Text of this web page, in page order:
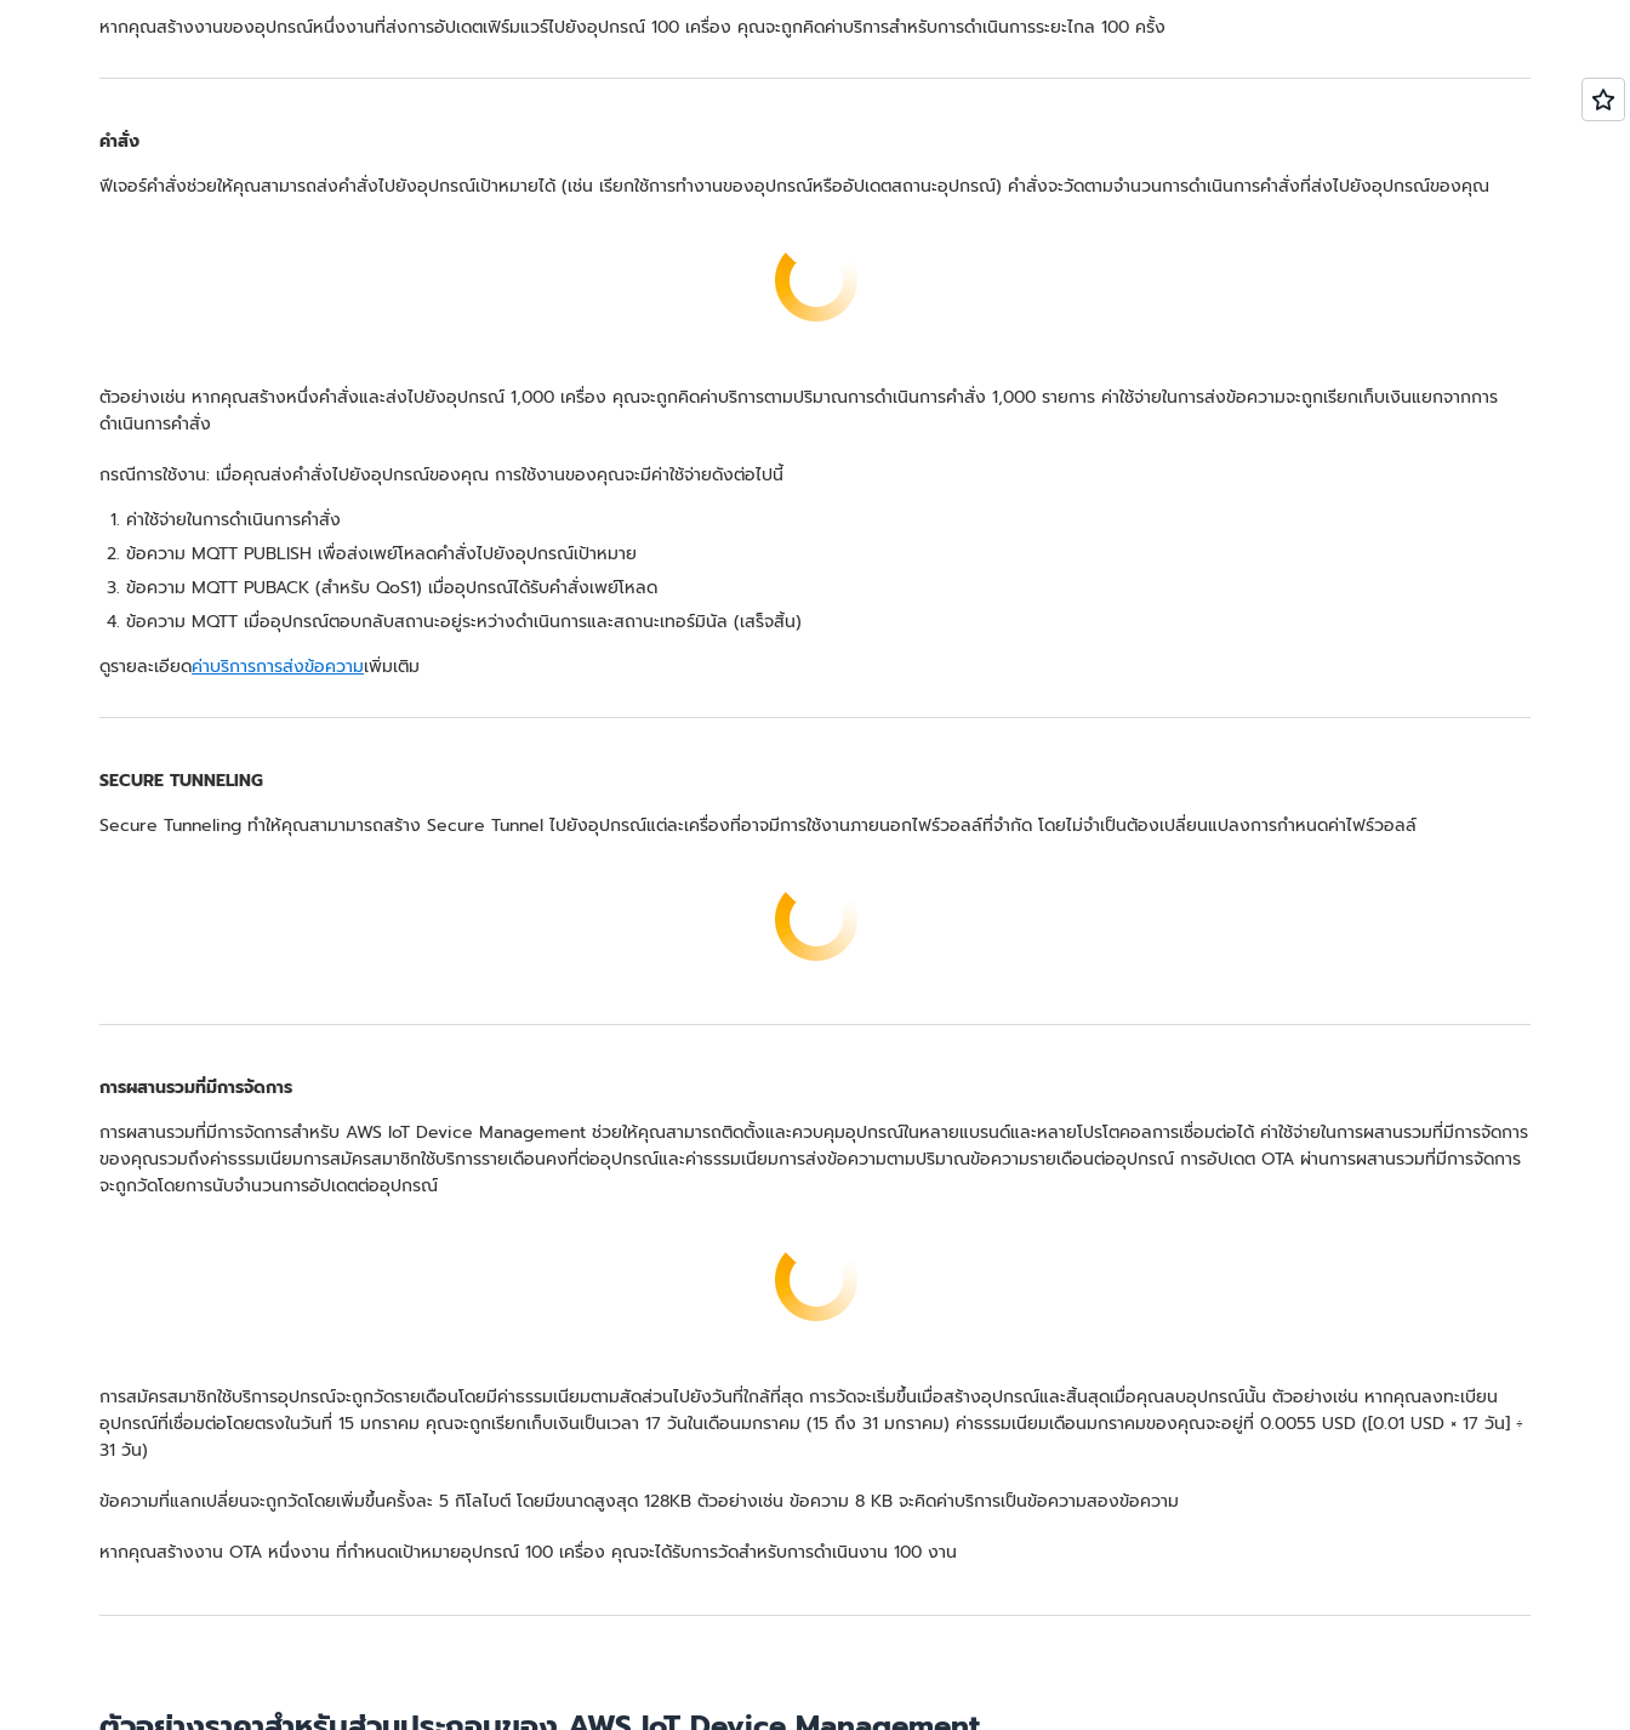
หากคุณสร้างงานของอุปกรณ์หนึ่งงานที่ส่งการอัปเดตเฟิร์มแวร์ไปยังอุปกรณ์ 100 เครื่อง คุณจะถูกคิดค่าบริการสำหรับการดำเนินการระยะไกล 100 ครั้ง
คำสั่ง
ฟีเจอร์คำสั่งช่วยให้คุณสามารถส่งคำสั่งไปยังอุปกรณ์เป้าหมายได้ (เช่น เรียกใช้การทำงานของอุปกรณ์หรืออัปเดตสถานะอุปกรณ์) คำสั่งจะวัดตามจำนวนการดำเนินการคำสั่งที่ส่งไปยังอุปกรณ์ของคุณ
ตัวอย่างเช่น หากคุณสร้างหนึ่งคำสั่งและส่งไปยังอุปกรณ์ 1,000 เครื่อง คุณจะถูกคิดค่าบริการตามปริมาณการดำเนินการคำสั่ง 1,000 รายการ ค่าใช้จ่ายในการส่งข้อความจะถูกเรียกเก็บเงินแยกจากการ
ดำเนินการคำสั่ง
กรณีการใช้งาน: เมื่อคุณส่งคำสั่งไปยังอุปกรณ์ของคุณ การใช้งานของคุณจะมีค่าใช้จ่ายดังต่อไปนี้
ค่าใช้จ่ายในการดำเนินการคำสั่ง
ข้อความ MQTT PUBLISH เพื่อส่งเพย์โหลดคำสั่งไปยังอุปกรณ์เป้าหมาย
ข้อความ MQTT PUBACK (สำหรับ QoS1) เมื่ออุปกรณ์ได้รับคำสั่งเพย์โหลด
ข้อความ MQTT เมื่ออุปกรณ์ตอบกลับสถานะอยู่ระหว่างดำเนินการและสถานะเทอร์มินัล (เสร็จสิ้น)
ดูรายละเอียดค่าบริการการส่งข้อความเพิ่มเติม
SECURE TUNNELING
Secure Tunneling ทำให้คุณสามามารถสร้าง Secure Tunnel ไปยังอุปกรณ์แต่ละเครื่องที่อาจมีการใช้งานภายนอกไฟร์วอลล์ที่จำกัด โดยไม่จำเป็นต้องเปลี่ยนแปลงการกำหนดค่าไฟร์วอลล์
การผสานรวมที่มีการจัดการ
การผสานรวมที่มีการจัดการสำหรับ AWS IoT Device Management ช่วยให้คุณสามารถติดตั้งและควบคุมอุปกรณ์ในหลายแบรนด์และหลายโปรโตคอลการเชื่อมต่อได้ ค่าใช้จ่ายในการผสานรวมที่มีการจัดการ
ของคุณรวมถึงค่าธรรมเนียมการสมัครสมาชิกใช้บริการรายเดือนคงที่ต่ออุปกรณ์และค่าธรรมเนียมการส่งข้อความตามปริมาณข้อความรายเดือนต่ออุปกรณ์ การอัปเดต OTA ผ่านการผสานรวมที่มีการจัดการ
จะถูกวัดโดยการนับจำนวนการอัปเดตต่ออุปกรณ์
การสมัครสมาชิกใช้บริการอุปกรณ์จะถูกวัดรายเดือนโดยมีค่าธรรมเนียมตามสัดส่วนไปยังวันที่ใกล้ที่สุด การวัดจะเริ่มขึ้นเมื่อสร้างอุปกรณ์และสิ้นสุดเมื่อคุณลบอุปกรณ์นั้น ตัวอย่างเช่น หากคุณลงทะเบียน
อุปกรณ์ที่เชื่อมต่อโดยตรงในวันที่ 15 มกราคม คุณจะถูกเรียกเก็บเงินเป็นเวลา 17 วันในเดือนมกราคม (15 ถึง 31 มกราคม) ค่าธรรมเนียมเดือนมกราคมของคุณจะอยู่ที่ 0.0055 USD ([0.01 USD × 17 วัน] ÷
31 วัน)
ข้อความที่แลกเปลี่ยนจะถูกวัดโดยเพิ่มขึ้นครั้งละ 5 กิโลไบต์ โดยมีขนาดสูงสุด 128KB ตัวอย่างเช่น ข้อความ 8 KB จะคิดค่าบริการเป็นข้อความสองข้อความ
หากคุณสร้างงาน OTA หนึ่งงาน ที่กำหนดเป้าหมายอุปกรณ์ 100 เครื่อง คุณจะได้รับการวัดสำหรับการดำเนินงาน 100 งาน